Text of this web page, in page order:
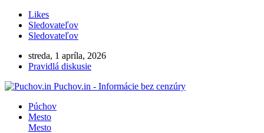
Likes
Sledovateľov
Sledovateľov
streda, 1 apríla, 2026
Pravidlá diskusie
Puchov.in - Informácie bez cenzúry
Púchov
Mesto
Mesto